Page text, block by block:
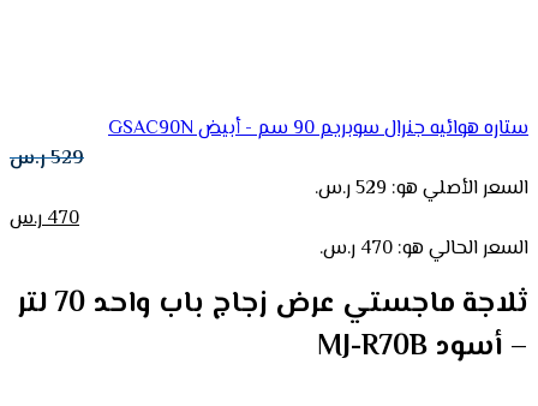
ستاره هوائيه جنرال سوبريم 90 سم - أبيض GSAC90N
529ر.س
السعر الأصلي هو: 529 ر.س.
470ر.س
السعر الحالي هو: 470 ر.س.
ثلاجة ماجستي عرض زجاج باب واحد 70 لتر
– أسود MJ-R70B